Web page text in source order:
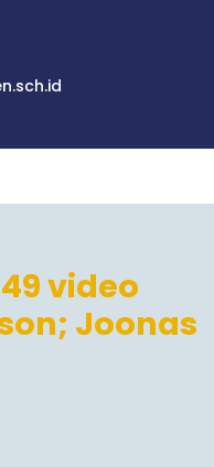
video
Joonas